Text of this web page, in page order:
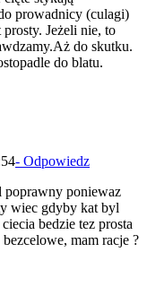
prowadnicy (culagi)
Jeżeli nie, to
do skutku.
do blatu.
- Odpowiedz
poprawny poniewaz
wiec gdyby kat byl
bedzie tez prosta
mam racje ?